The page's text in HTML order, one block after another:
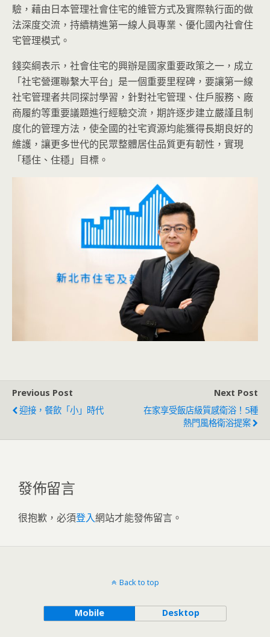
驗，藉由日本管理社會住宅的維管方式及實際執行面的做
法深度交流，持續精進第一線人員專業、優化國內社會住
宅管理模式。
錢奕綱表示，社會住宅的興辦是國家重要政策之一，成立
「社宅營運聯繫大平台」是一個重要里程碑，要讓第一線
社宅管理者共同探討學習，針對社宅管理、住戶服務、廠
商履約等重要議題進行經驗交流，期許逐步建立嚴謹且制
度化的管理方法，使全國的社宅資源均能獲得長期良好的
維護，讓更多世代的民眾整體居住品質更有韌性，實現
「穩住、住穩」目標。
Previous Post
迎接，餐飲「小」時代
Next Post
在家享受飯店級質感衛浴！5種
熱門風格衛浴提案
發佈留言
很抱歉，必須登入網站才能發佈留言。
Back to top
Mobile Desktop